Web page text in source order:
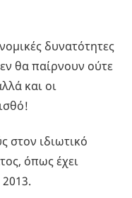
δυνατότητες
θα παίρνουν ούτε
και οι
στον ιδιωτικό
όπως έχει